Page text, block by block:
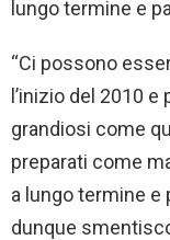
lungo termine e
“Ci possono
l’inizio del 2010
grandiosi come
preparati come
a lungo termine
dunque